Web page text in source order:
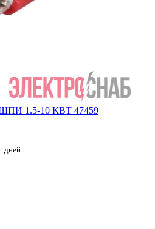
1.5-10 КВТ 47459
дней